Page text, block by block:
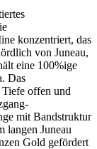
konzentriert, das
von Juneau,
eine 100%ige
Das
offen und
mit Bandstruktur
langen Juneau
Gold gefördert